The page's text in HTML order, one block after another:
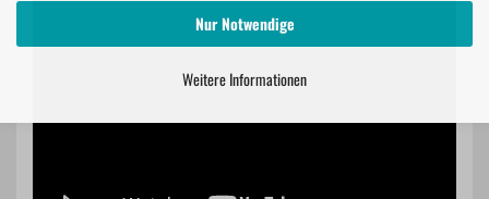
Nur Notwendige
Weitere Informationen